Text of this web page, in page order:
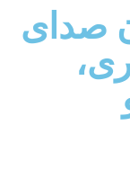
صدای